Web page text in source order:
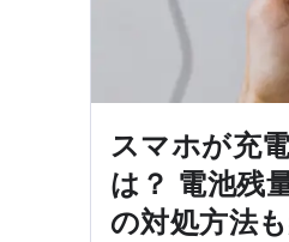
スマホが充
は？ 電池残
の対処方法